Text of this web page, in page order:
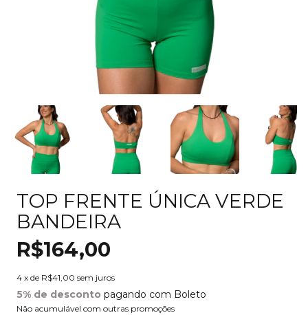
TOP FRENTE ÚNICA VERDE
BANDEIRA
R$164,00
4 x de R$41,00 sem juros
5% de desconto pagando com Boleto
Não acumulável com outras promoções